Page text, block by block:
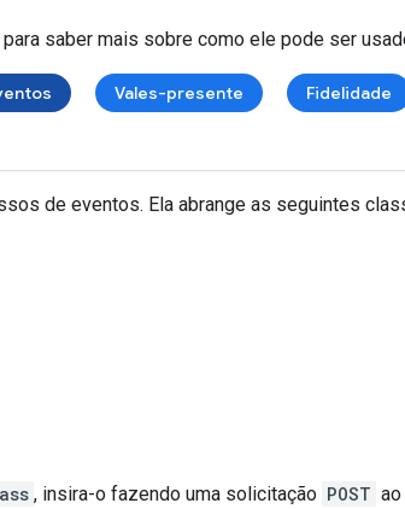
saber mais sobre como ele pode ser
Vales-presente Fidelidade
de eventos. Ela abrange as seguintes
, insira-o fazendo uma solicitação POST ao